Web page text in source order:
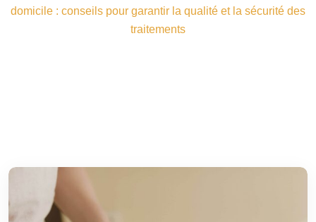
domicile : conseils pour garantir la qualité et la sécurité des
traitements